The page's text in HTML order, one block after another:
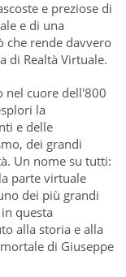
e preziose di
e di una
che rende davvero
di Realtà Virtuale.
nel cuore dell'800
la
e delle
dei grandi
Un nome su tutti:
parte virtuale
dei più grandi
questa
alla storia e alla
di Giuseppe